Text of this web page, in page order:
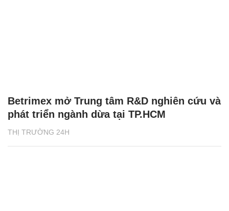
THỊ TRƯỜNG 24H
Betrimex mở Trung tâm R&D nghiên cứu và
phát triển ngành dừa tại TP.HCM